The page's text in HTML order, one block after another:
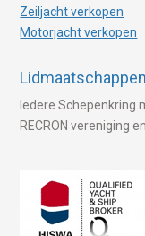
Zeiljacht verkopen
Motorjacht verkopen
Lidmaatschappen
Iedere Schepenkring
RECRON vereniging